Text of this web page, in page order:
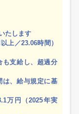
たします
上／23.06時間）
支給し、超過分
、給与規定に基
万円（2025年実